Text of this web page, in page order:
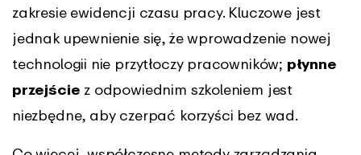
zakresie ewidencji czasu pracy. Kluczowe jest
jednak upewnienie się, że wprowadzenie nowej
technologii nie przytłoczy pracowników; płynne
przejście z odpowiednim szkoleniem jest
niezbędne, aby czerpać korzyści bez wad.